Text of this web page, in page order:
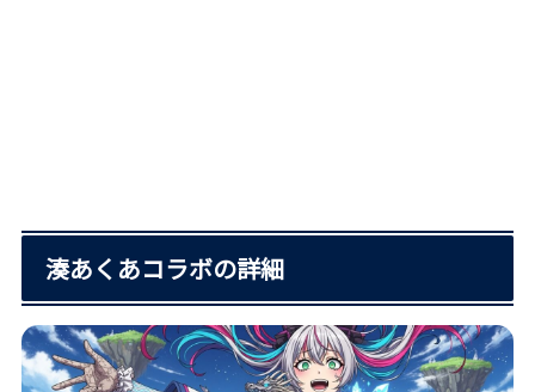
湊あくあコラボの詳細